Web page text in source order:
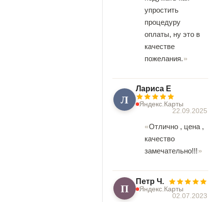
упростить
процедуру
оплаты, ну это в
качестве
пожелания.
Л
Лариса Е
Яндекс.Карты
22.09.2025
Отлично , цена ,
качество
замечательно!!!
П Петр Ч.
Яндекс.Карты
02.07.2023